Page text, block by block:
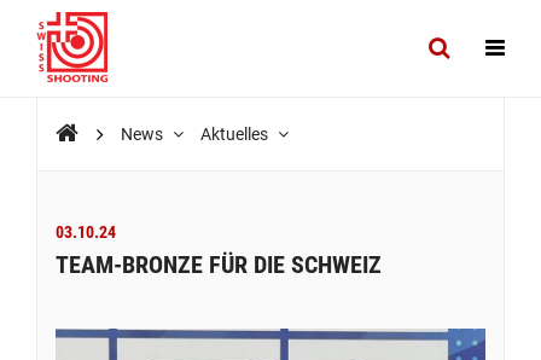
News Aktuelles
03.10.24
TEAM-BRONZE FÜR DIE SCHWEIZ